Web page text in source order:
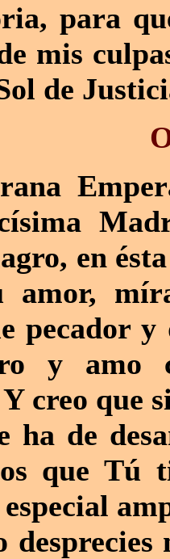
para
mis
de
en
amor,
pecador
y amo
creo que
ha de
que Tú